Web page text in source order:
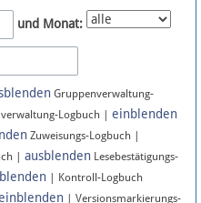
und Monat:
Gruppenverwaltung-
Logbuch | einblenden
Zuweisungs-Logbuch |
| ausblenden Lesebestätigungs-
| Kontroll-Logbuch
| Versionsmarkierungs-